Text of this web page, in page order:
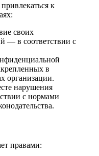
к
своих
— в соответствии с
в
организации.
нарушения
с нормами
правами: